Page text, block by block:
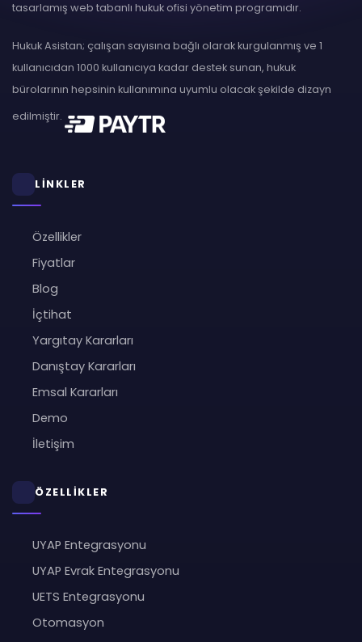
tasarlamış web tabanlı hukuk ofisi yönetim programıdır.
Hukuk Asistan; çalışan sayısına bağlı olarak kurgulanmış ve 1
kullanıcıdan 1000 kullanıcıya kadar destek sunan, hukuk
bürolarının hepsinin kullanımına uyumlu olacak şekilde dizayn
edilmiştir.
LİNKLER
Özellikler
Fiyatlar
Blog
İçtihat
Yargıtay Kararları
Danıştay Kararları
Emsal Kararları
Demo
İletişim
ÖZELLİKLER
UYAP Entegrasyonu
UYAP Evrak Entegrasyonu
UETS Entegrasyonu
Otomasyon